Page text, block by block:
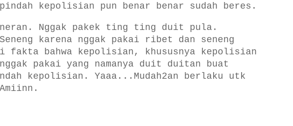
kepolisian pun benar benar sudah beres.
Nggak pakek ting ting duit pula.
Seneng karena nggak pakai ribet dan seneng
fakta bahwa kepolisian, khususnya kepolisian
pakai yang namanya duit duitan buat
kepolisian. Yaaa...Mudah2an berlaku utk